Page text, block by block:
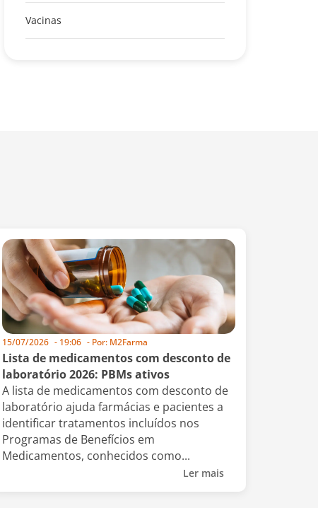
Vacinas
15/07/2026 - 19:06 - Por: M2Farma
Lista de medicamentos com desconto de
laboratório 2026: PBMs ativos
A lista de medicamentos com desconto de
laboratório ajuda farmácias e pacientes a
identificar tratamentos incluídos nos
Programas de Benefícios em
Medicamentos, conhecidos como...
Ler mais